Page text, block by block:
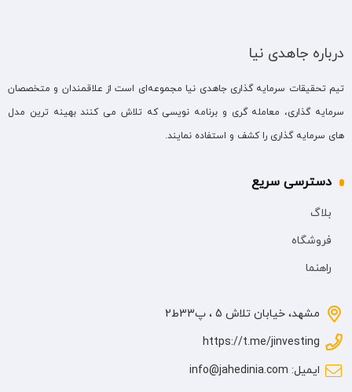
درباره جاهدی نیا
تیم تحقیقات سرمایه گذاری جاهدی نیا مجموعه‌ای است از علاقمندان و متخصصان
سرمایه گذاری، معامله گری و برنامه نویسی که تلاش می کنند بهینه ترین مدل
های سرمایه گذاری را کشف و استفاده نمایند.
دسترسی سریع
بلاگ
فروشگاه
راهنما
مشهد، خیابان تلاش 5 ، پ33ط2
https://t.me/jinvesting
ایمیل: info@jahedinia.com